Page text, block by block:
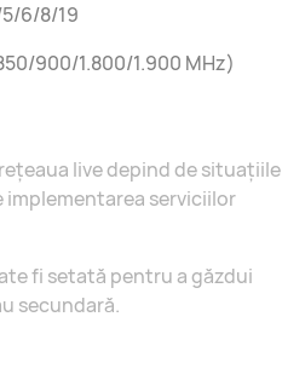
6/8/19
900/1.800/1.900 MHz)
live depind de situațiile
serviciilor
fi setată pentru a găzdui
secundară.